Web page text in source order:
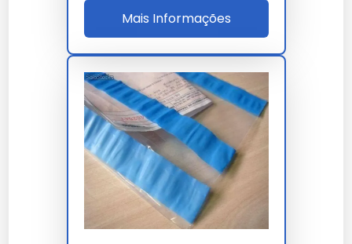
à água?
Sim, o envelope canguru é feito de polietileno, que
oferece resistência à água, protegendo os
documentos internos.
Como escolher o tamanho
correto do envelope canguru?
Escolha com base no tamanho dos documentos que
você precisa proteger. O envelope padrão geralmente
Mais Informações